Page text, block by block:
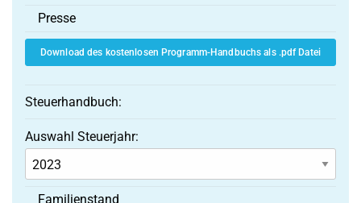
Presse
Download des kostenlosen Programm-Handbuchs als .pdf Datei
Steuerhandbuch:
Auswahl Steuerjahr:
Familienstand